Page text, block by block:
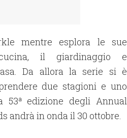
mentre esplora le sue
il giardinaggio e
Da allora la serie si è
due stagioni e uno
53ª edizione degli Annual
andrà in onda il 30 ottobre.